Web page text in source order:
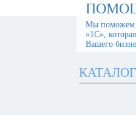
Мы поможем
«1С»,
Вашего